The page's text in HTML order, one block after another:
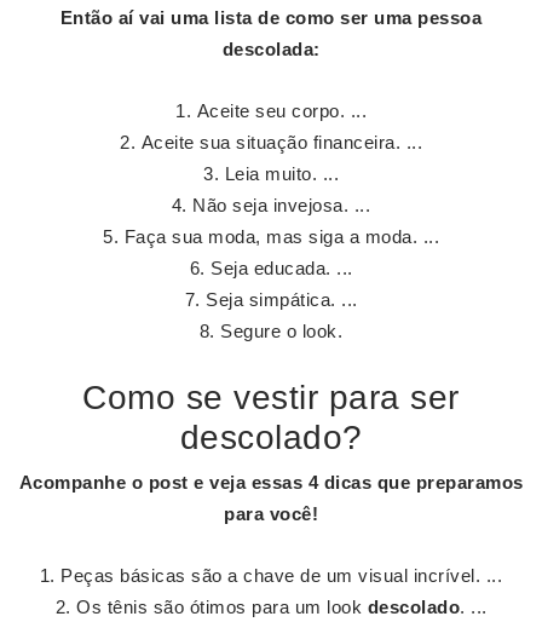
Então aí vai uma lista de comoser uma pessoa
descolada:
Aceite seu corpo. ...
Aceite sua situação financeira. ...
Leia muito. ...
Não seja invejosa. ...
Faça sua moda, mas siga a moda. ...
Seja educada. ...
Seja simpática. ...
Segure o look.
Como se vestir para ser
descolado?
Acompanhe o post e veja essas 4 dicas que preparamos
para você!
Peças básicas são a chave de um visual incrível. ...
Os tênis são ótimos para um look descolado. ...